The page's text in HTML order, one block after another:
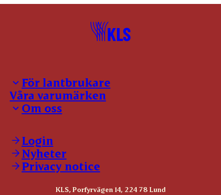
För lantbrukare
Inloggning för leverantörer
Notering
Förmedling
Allmänna leveransvillkor
Återtag
Grisrådgivning
Våra varumärken
Om oss
Våra policies
Våra certifikat
Jobba hos oss
Visselblåsning
Login
Nyheter
Privacy notice
KLS, Porfyrvägen 14, 224 78 Lund